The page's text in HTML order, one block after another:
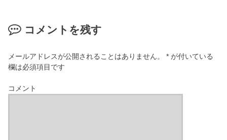
コメントを残す
メールアドレスが公開されることはありません。 * が付いている
欄は必須項目です
コメント